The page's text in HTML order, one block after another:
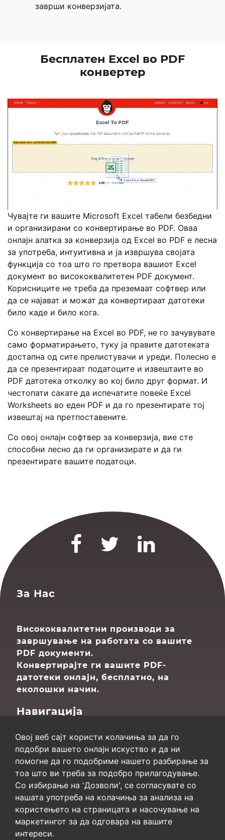
заврши конверзијата.
Бесплатен Excel во PDF
конвертер
Чувајте ги вашите Microsoft Excel табели безбедни
и организирани со конвертирање во PDF. Оваа
онлајн алатка за конверзија од Excel во PDF е лесна
за употреба, интуитивна и ја извршува својата
функција со тоа што го претвора вашиот Excel
документ во висококвалитетен PDF документ.
Корисниците не треба да преземаат софтвер или
да се најават и можат да конвертираат датотеки
било каде и било кога.
Со конвертирање на Excel во PDF, не го зачувувате
само форматирањето, туку ја правите датотеката
достапна од сите прелистувачи и уреди. Полесно е
да се презентираат податоците и извештаите во
PDF датотека отколку во кој било друг формат. И
честопати сакате да испечатите повеќе Excel
Worksheets во еден PDF и да го презентирате тој
извештај на претпоставените.
Со овој онлајн софтвер за конверзија, вие сте
способни лесно да ги организирате и да ги
презентирате вашите податоци.
За Нас
Висококвалитетни производи за
завршување на работата со вашите
PDF документи.
Конвертирајте ги вашите PDF-
датотеки онлајн, бесплатно, на
еколошки начин.
Навигација
Почетна
За Нас
Контакт
Мапа на сајтот
Приватност
Услови за користење
Политика за приватност
Овој веб сајт користи колачиња за да го
подобри вашето онлајн искуство и да ни
помогне да го подобриме нашето разбирање за
тоа што ви треба за подобро прилагодување.
Со избирање на 'Дозволи', се согласувате со
нашата употреба на колачиња за анализа на
користењето на страницата и насочување на
маркетингот за да одговара на вашите
интереси.